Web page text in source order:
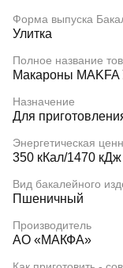
Форма выпуска
Улитка
Полное название
Макароны MAKFA
Назначение
Для
Энергетическая
350 кКал/1470 кДж
Вид бакалейного
Пшеничный
Производитель
АО «МАКФА»